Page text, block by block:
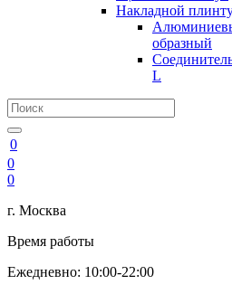
Накладной
образный
L
0
0
0
г. Москва
Время работы
Ежедневно: 10:00-22:00